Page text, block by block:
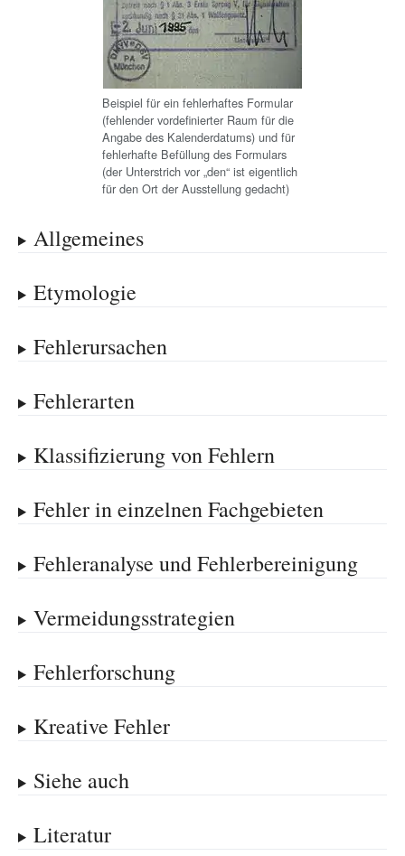
Beispiel für ein fehlerhaftes Formular
(fehlender vordefinierter Raum für die
Angabe des Kalenderdatums) und für
fehlerhafte Befüllung des Formulars
(der Unterstrich vor „den“ ist eigentlich
für den Ort der Ausstellung gedacht)
Allgemeines
Etymologie
Fehlerursachen
Fehlerarten
Klassifizierung von Fehlern
Fehler in einzelnen Fachgebieten
Fehleranalyse und Fehlerbereinigung
Vermeidungsstrategien
Fehlerforschung
Kreative Fehler
Siehe auch
Literatur